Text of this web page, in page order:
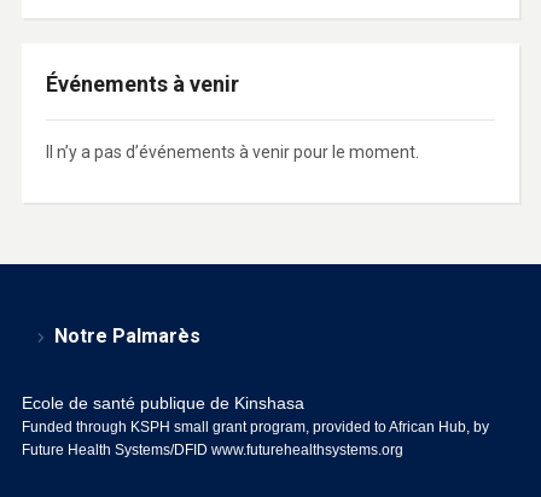
Événements à venir
Il n’y a pas d’événements à venir pour le moment.
Notre Palmarès
Ecole de santé publique de Kinshasa
Funded through KSPH small grant program, provided to African Hub, by
Future Health Systems/DFID www.futurehealthsystems.org